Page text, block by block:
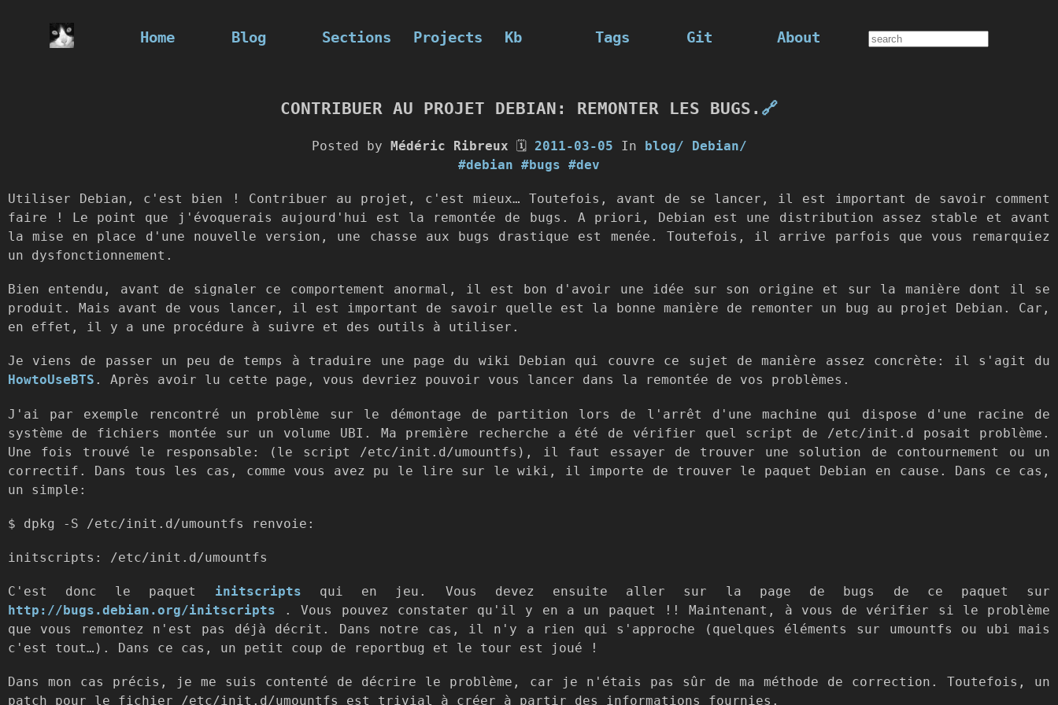
Home Blog Sections Projects Kb Tags Git About
CONTRIBUER AU PROJET DEBIAN: REMONTER LES BUGS. 🔗
Posted by Médéric Ribreux 🗓 2011-03-05 In blog/
Debian/
#debian #bugs #dev
Utiliser Debian, c'est bien ! Contribuer au projet, c'est mieux… Toutefois, avant de se lancer, il est important de savoir comment
faire ! Le point que j'évoquerais aujourd'hui est la remontée de bugs. A priori, Debian est une distribution assez stable et avant
la mise en place d'une nouvelle version, une chasse aux bugs drastique est menée. Toutefois, il arrive parfois que vous remarquiez
un dysfonctionnement.
Bien entendu, avant de signaler ce comportement anormal, il est bon d'avoir une idée sur son origine et sur la manière dont il se
produit. Mais avant de vous lancer, il est important de savoir quelle est la bonne manière de remonter un bug au projet Debian. Car,
en effet, il y a une procédure à suivre et des outils à utiliser.
Je viens de passer un peu de temps à traduire une page du wiki Debian qui couvre ce sujet de manière assez concrète: il s'agit du
HowtoUseBTS . Après avoir lu cette page, vous devriez pouvoir vous lancer dans la remontée de vos problèmes.
J'ai par exemple rencontré un problème sur le démontage de partition lors de l'arrêt d'une machine qui dispose d'une racine de
système de fichiers montée sur un volume UBI. Ma première recherche a été de vérifier quel script de
/etc/init.d
posait problème.
Une fois trouvé le responsable: (le script
/etc/init.d/umountfs ), il faut essayer de trouver une solution de contournement ou un
correctif. Dans tous les cas, comme vous avez pu le lire sur le wiki, il importe de trouver le paquet Debian en cause. Dans ce cas,
un simple:
$ dpkg -S /etc/init.d/umountfs renvoie:
initscripts: /etc/init.d/umountfs
C'est donc le paquet initscripts qui en jeu. Vous devez ensuite aller sur la page de bugs de ce paquet sur
http://bugs.debian.org/initscripts . Vous pouvez constater qu'il y en a un paquet !! Maintenant, à vous de vérifier si le problème
que vous remontez n'est pas déjà décrit. Dans notre cas, il n'y a rien qui s'approche (quelques éléments sur umountfs ou ubi mais
c'est tout…). Dans ce cas, un petit coup de reportbug et le tour est joué !
Dans mon cas précis, je me suis contenté de décrire le problème, car je n'étais pas sûr de ma méthode de correction. Toutefois, un
patch pour le fichier /etc/init.d/umountfs est trivial à créer à partir des informations fournies.